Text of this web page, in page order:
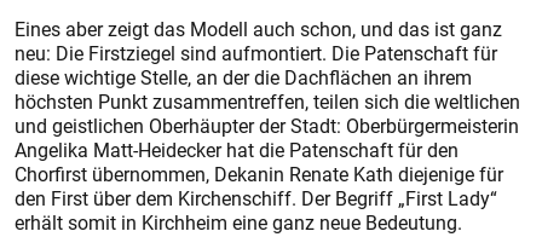
Eines aber zeigt das Modell auch schon, und das ist ganz
neu: Die Firstziegel sind aufmontiert. Die Patenschaft für
diese wichtige Stelle, an der die Dachflächen an ihrem
höchsten Punkt zusammentreffen, teilen sich die weltlichen
und geistlichen Oberhäupter der Stadt: Oberbürgermeisterin
Angelika Matt-Heidecker hat die Patenschaft für den
Chorfirst übernommen, Dekanin Renate Kath diejenige für
den First über dem Kirchenschiff. Der Begriff „First Lady“
erhält somit in Kirchheim eine ganz neue Bedeutung.